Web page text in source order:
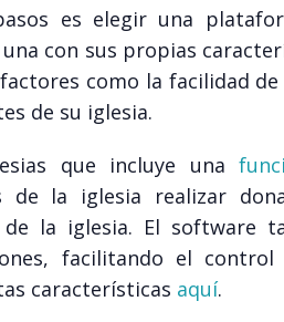
es elegir una
con sus propias
como la facilidad de
de su iglesia.
que incluye una
la iglesia realizar
la iglesia. El software
facilitando el control
características aquí.